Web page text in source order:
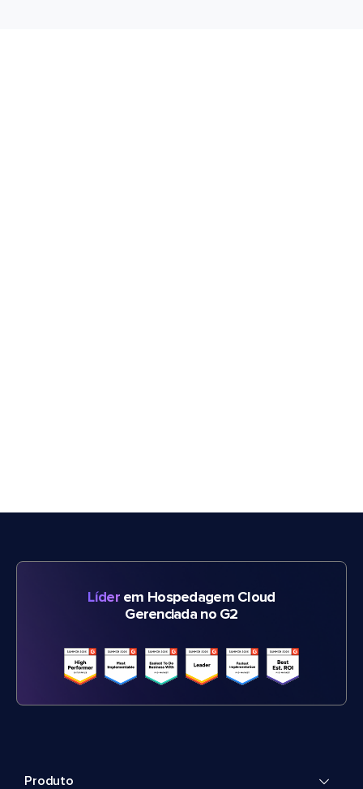
Líderem Hospedagem Cloud
Gerenciada no G2
Produto